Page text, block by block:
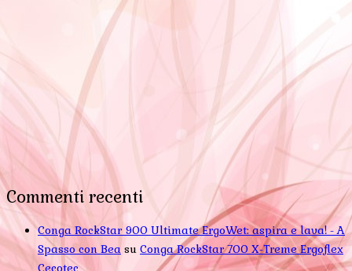
Commenti recenti
Conga RockStar 900 Ultimate ErgoWet: aspira e lava! - A
Spasso con Bea su Conga RockStar 700 X-Treme Ergoflex
Cecotec